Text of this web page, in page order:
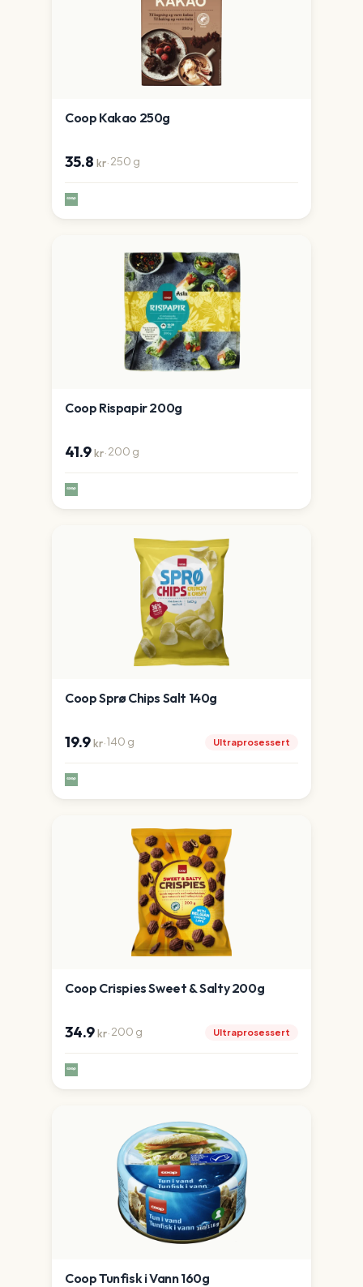
Coop Kakao 250g
35.8 kr·250 g
Coop Rispapir 200g
41.9kr·200 g
Coop Sprø Chips Salt 140g
19.9kr·140 g Ultraprosessert
Coop Crispies Sweet & Salty 200g
34.9kr·200 g Ultraprosessert
Coop Tunfisk i Vann 160g